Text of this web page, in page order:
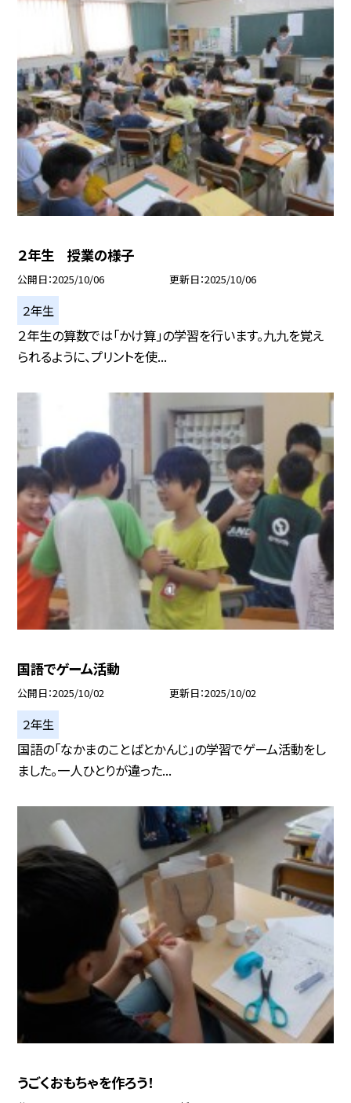
２年生 授業の様子
公開日 2025/10/06 更新日 2025/10/06
２年生
２年生の算数では「かけ算」の学習を行います。九九を覚え
られるように、プリントを使...
国語でゲーム活動
公開日 2025/10/02 更新日 2025/10/02
２年生
国語の「なかまのことばとかんじ」の学習でゲーム活動をし
ました。一人ひとりが違った...
うごくおもちゃを作ろう！